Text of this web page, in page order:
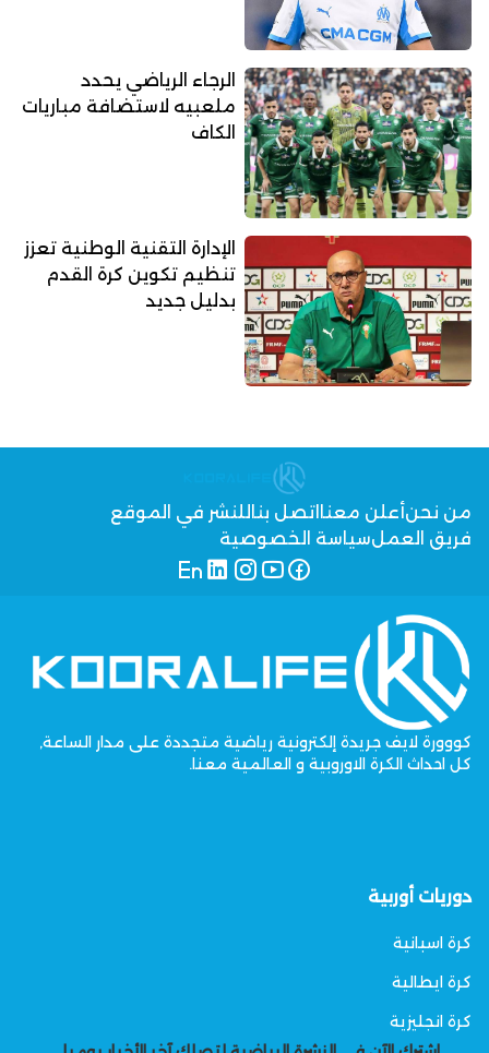
الرجاء الرياضي يحدد
ملعبيه لاستضافة مباريات
الكاف
الإدارة التقنية الوطنية تعزز
تنظيم تكوين كرة القدم
بدليل جديد
من نحنأعلن معنا اتصل بنا للنشر في الموقع
فريق العملسياسة الخصوصية
كووورة لايف جريدة إلكترونية رياضية متجددة على مدار الساعة,
كل احداث الكرة الاوروبية و العالمية معنا.
دوريات أوربية
كرة اسبانية
كرة ايطالية
كرة انجليزية